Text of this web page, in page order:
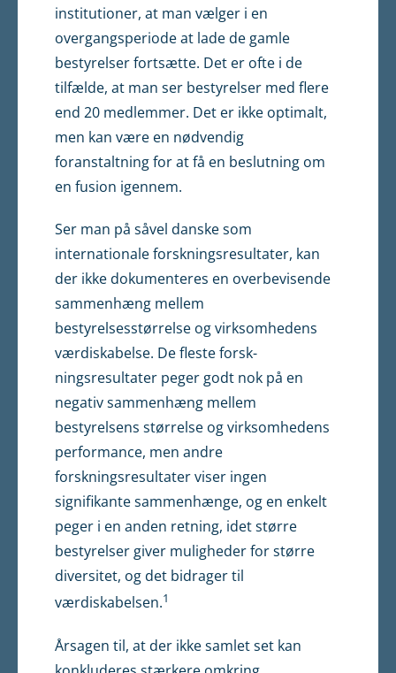
institutioner, at man vælger i en
overgangsperiode at lade de gamle
bestyrelser fortsætte. Det er ofte i de
tilfælde, at man ser bestyrelser med flere
end 20 medlemmer. Det er ikke optimalt,
men kan være en nødvendig
foranstaltning for at få en beslutning om
en fusion igennem.
Ser man på såvel danske som
internationale forskningsresultater, kan
der ikke dokumenteres en overbevisende
sammenhæng mellem
bestyrelsesstørrelse og virksomhedens
værdiskabelse. De fleste forsk­
ningsresultater peger godt nok på en
negativ sammenhæng mellem
bestyrelsens størrelse og virksomhedens
performance, men andre
forskningsresultater viser ingen
signifikante sammenhænge, og en enkelt
peger i en anden retning, idet større
bestyrelser giver mulighe­der for større
diversitet, og det bidrager til
værdiskabelsen.1
Årsagen til, at der ikke samlet set kan